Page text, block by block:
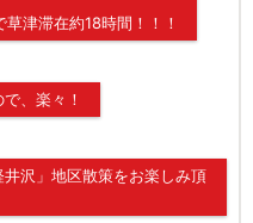
津滞在約18時間！！！
、楽々！
沢」地区散策をお楽しみ頂